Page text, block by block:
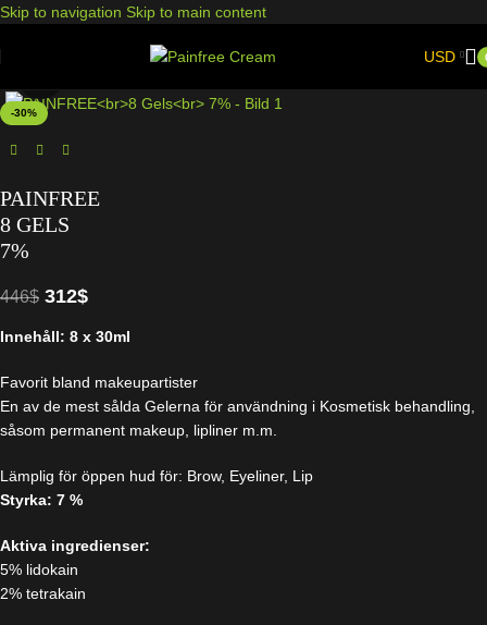
Skip to navigation Skip to main content
USD
-30%
PAINFREE
8 GELS
7%
446$ 312$
Innehåll: 8 x 30ml
Favorit bland makeupartister
En av de mest sålda Gelerna för användning i Kosmetisk behandling,
såsom permanent makeup, lipliner m.m.
Lämplig för öppen hud för: Brow, Eyeliner, Lip
Styrka: 7 %
Aktiva ingredienser:
5% lidokain
2% tetrakain